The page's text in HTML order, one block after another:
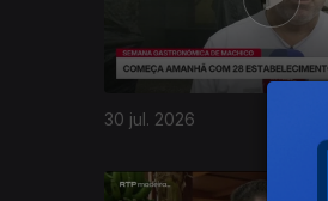
30 jul. 2026